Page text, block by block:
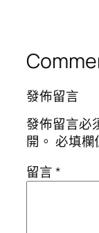
發佈留言
發佈留言必
開。 必填欄
留言*